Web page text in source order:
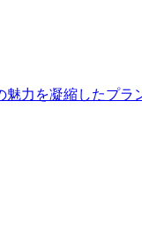
力を凝縮したプラ